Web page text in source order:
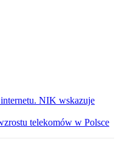
NIK wskazuje
telekomów w Polsce